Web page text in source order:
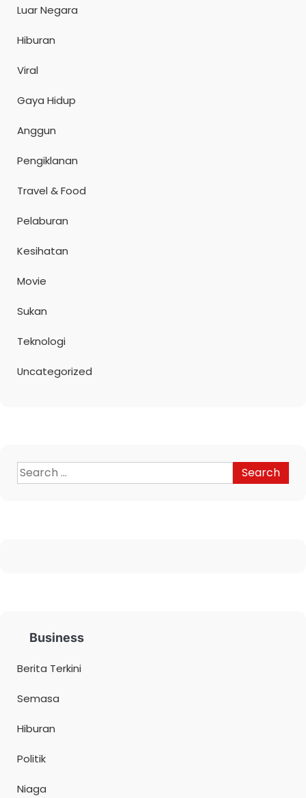
Luar Negara
Hiburan
Viral
Gaya Hidup
Anggun
Pengiklanan
Travel & Food
Pelaburan
Kesihatan
Movie
Sukan
Teknologi
Uncategorized
Business
Berita Terkini
Semasa
Hiburan
Politik
Niaga